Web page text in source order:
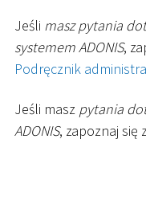
Jeśli masz pytania
systemem ADONIS,
Podręcznik
Jeśli masz pytania
ADONIS, zapoznaj się